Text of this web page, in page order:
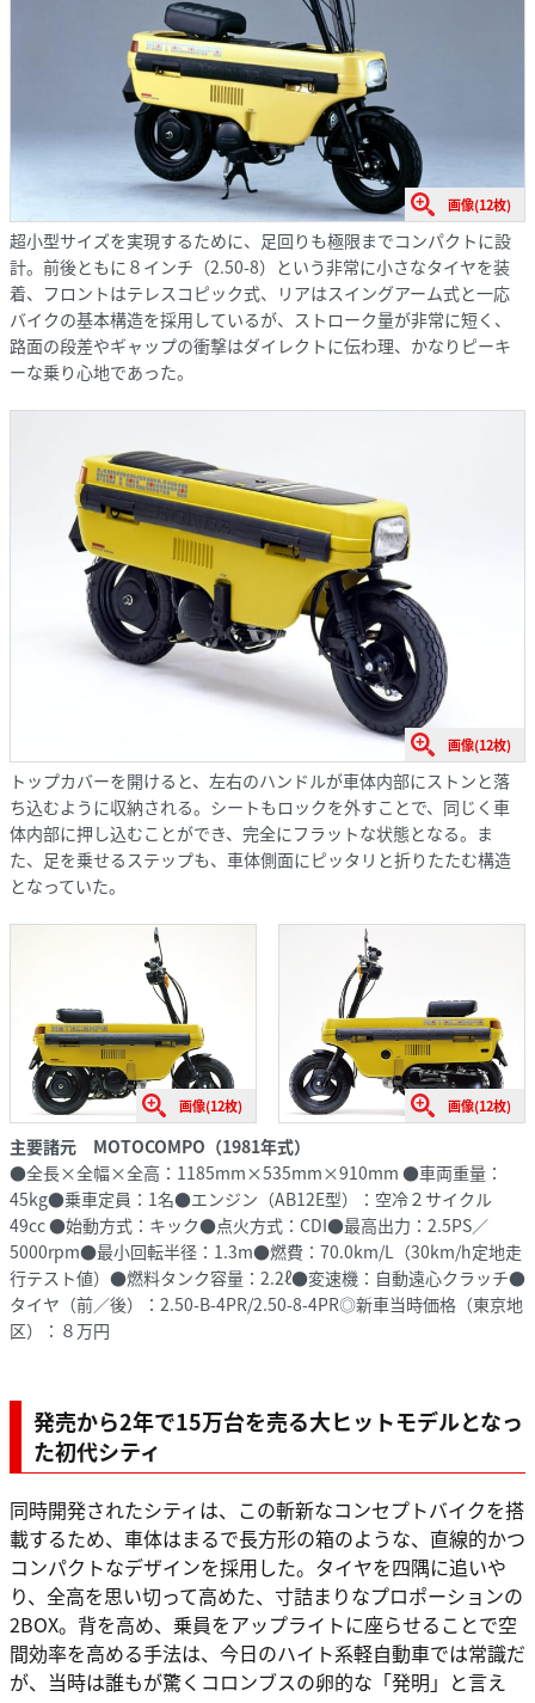
画像(12枚)
超小型サイズを実現するために、足回りも極限までコンパクトに設
計。前後ともに８インチ（2.50-8）という非常に小さなタイヤを装
着、フロントはテレスコピック式、リアはスイングアーム式と一応
バイクの基本構造を採用しているが、ストローク量が非常に短く、
路面の段差やギャップの衝撃はダイレクトに伝わ理、かなりピーキ
ーな乗り心地であった。
画像(12枚)
トップカバーを開けると、左右のハンドルが車体内部にストンと落
ち込むように収納される。シートもロックを外すことで、同じく車
体内部に押し込むことができ、完全にフラットな状態となる。ま
た、足を乗せるステップも、車体側面にピッタリと折りたたむ構造
となっていた。
画像(12枚) 画像(12枚)
主要諸元 MOTOCOMPO（1981年式）
●全長×全幅×全高：1185mm×535mm×910mm ●車両重量：
45kg●乗車定員：1名●エンジン（AB12E型）：空冷２サイクル
49cc ●始動方式：キック●点火方式：CDI●最高出力：2.5PS／
5000rpm●最小回転半径：1.3m●燃費：70.0km/L（30km/h定地走
行テスト値）●燃料タンク容量：2.2ℓ●変速機：自動遠心クラッチ●
タイヤ（前／後）：2.50-B-4PR/2.50-8-4PR◎新車当時価格（東京地
区）：８万円
発売から2年で15万台を売る大ヒットモデルとなっ
た初代シティ
同時開発されたシティは、この斬新なコンセプトバイクを搭
載するため、車体はまるで長方形の箱のような、直線的かつ
コンパクトなデザインを採用した。タイヤを四隅に追いや
り、全高を思い切って高めた、寸詰まりなプロポーションの
2BOX。背を高め、乗員をアップライトに座らせることで空
間効率を高める手法は、今日のハイト系軽自動車では常識だ
が、当時は誰もが驚くコロンブスの卵的な「発明」と言え